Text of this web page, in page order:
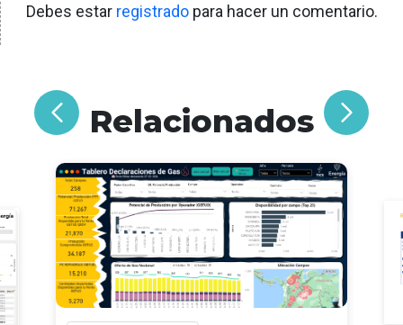
Debes estar registrado para hacer un comentario.
Relacionados